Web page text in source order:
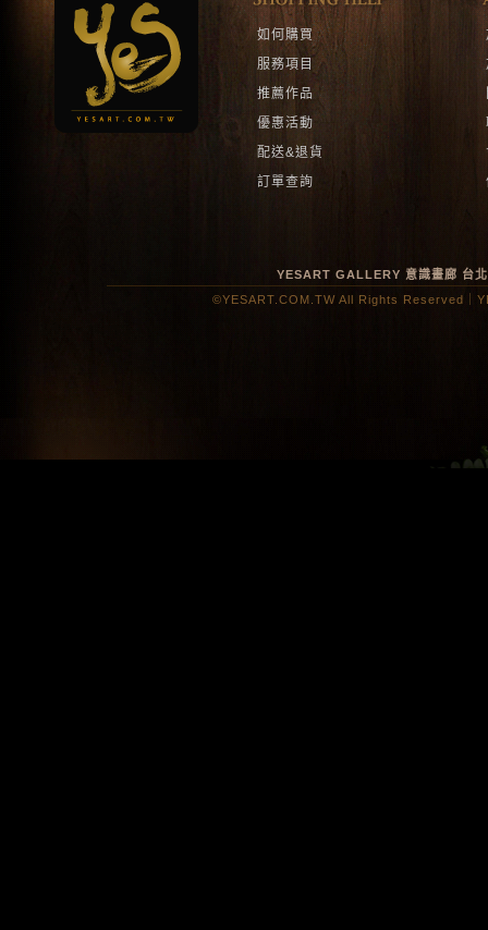
如何購買
服務項目
推薦作品
優惠活動
配送&退貨
訂單查詢
YESART GALLERY 意識畫廊 台
©YESART.COM.TW All Rights Reserved｜